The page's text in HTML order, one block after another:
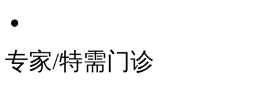
专家/特需门诊